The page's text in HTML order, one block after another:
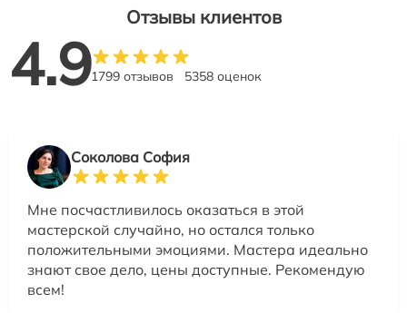
Отзывы клиентов
4.91799 отзывов 5358 оценок
Соколова София
Мне посчастливилось оказаться в этой
мастерской случайно, но остался только
положительными эмоциями. Мастера идеально
знают свое дело, цены доступные. Рекомендую
всем!